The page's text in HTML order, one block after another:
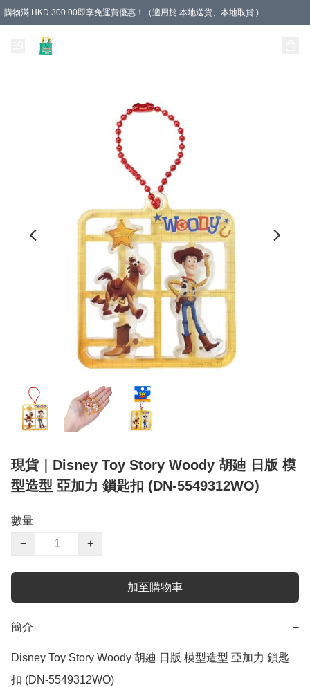
購物滿 HKD 300.00即享免運費優惠！（適用於 本地送貨、本地取貨 )
現貨｜Disney Toy Story Woody 胡廸 日版 模
型造型 亞加力 鎖匙扣 (DN-5549312WO)
數量
−
+
加至購物車
簡介 −
Disney Toy Story Woody 胡廸 日版 模型造型 亞加力 鎖匙
扣 (DN-5549312WO)